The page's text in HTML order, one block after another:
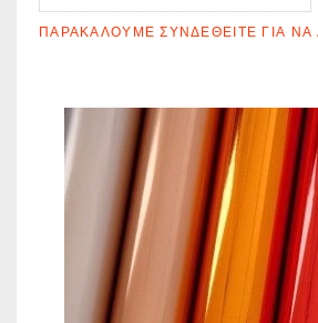
ΠΑΡΑΚΑΛΟΎΜΕ ΣΥΝΔΕΘΕΊΤΕ ΓΙΑ ΝΑ